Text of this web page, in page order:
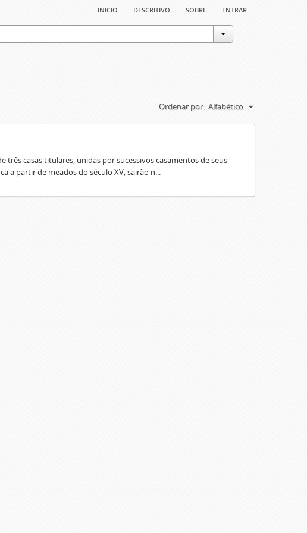
início descritivo sobre entrar
Ordenar por: Alfabético
casas titulares, unidas por sucessivos casamentos de seus
a partir de meados do século XV, sairão n...